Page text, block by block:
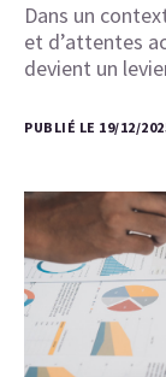
Dans un
et d’attentes
devient un
PUBLIÉ LE 19/12/